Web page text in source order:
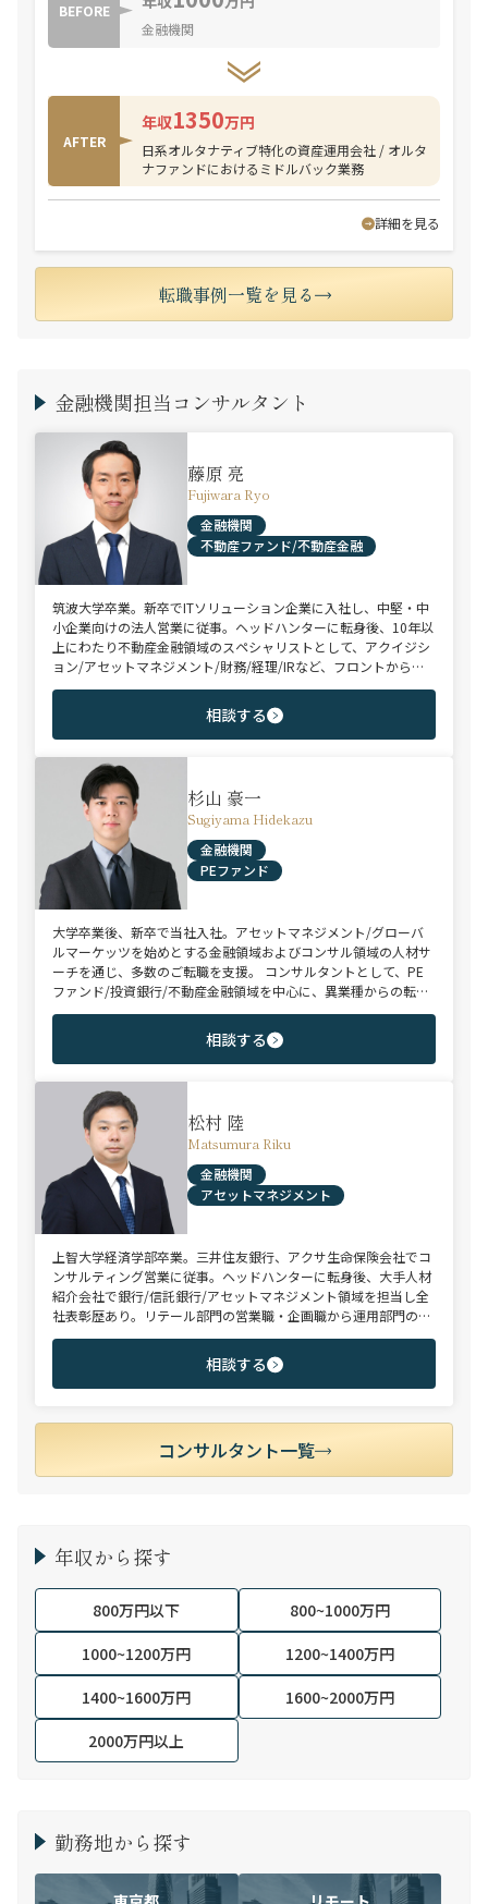
BEFORE
金融機関
AFTER
年収1350万円
日系オルタナティブ特化の資産運用会社 / オルタ
ナファンドにおけるミドルバック業務
詳細を見る
転職事例一覧を見る
金融機関担当コンサルタント
藤原 亮
Fujiwara Ryo
金融機関
不動産ファンド/不動産金融
筑波大学卒業。新卒でITソリューション企業に入社し、中堅・中
小企業向けの法人営業に従事。ヘッドハンターに転身後、10年以
上にわたり不動産金融領域のスペシャリストとして、アクイジシ
ョン/アセットマネジメント/財務/経理/IRなど、フロントからミ
ドル・バックまで、幅広いポジションで100名以上のご支援実績
を誇る。また、首都圏に加え、関西・九州・北海道を始めとする
地方都市を拠点とする企業から外資系まで、100社を超えるクラ
イアント企業様とのリレーションを保持。業界に精通した深い知
見と広範なネットワークを活かし、候補者様の可能性を最大限に
引き出すマッチングをご支援可能。
相談する
杉山 豪一
Sugiyama Hidekazu
金融機関
PEファンド
大学卒業後、新卒で当社入社。アセットマネジメント/グローバ
ルマーケッツを始めとする金融領域およびコンサル領域の人材サ
ーチを通じ、多数のご転職を支援。 コンサルタントとして、PE
ファンド/投資銀行/不動産金融領域を中心に、異業種からの転身
を目指す未経験のハイポテンシャル層やさらなるキャリアップを
狙うミドル～ハイクラス層をご支援。
相談する
松村 陸
Matsumura Riku
金融機関
アセットマネジメント
上智大学経済学部卒業。三井住友銀行、アクサ生命保険会社でコ
ンサルティング営業に従事。ヘッドハンターに転身後、大手人材
紹介会社で銀行/信託銀行/アセットマネジメント領域を担当し全
社表彰歴あり。リテール部門の営業職・企画職から運用部門の専
門職まで豊富な転職支援実績。日系/外資系、経験者/未経験者を
問わず幅広いポジションでご支援可能。
相談する
コンサルタント一覧
年収から探す
800万円以下
800~1000万円
1000~1200万円
1200~1400万円
1400~1600万円
1600~2000万円
2000万円以上
勤務地から探す